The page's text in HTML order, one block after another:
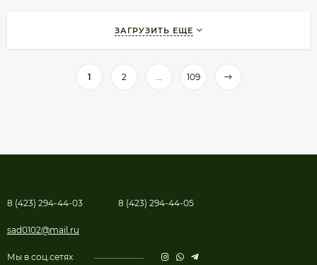
ЗАГРУЗИТЬ ЕЩЕ
1 2 ... 109
8 (423) 294-44-03 8 (423) 294-44-05
sad0102@mail.ru
Мы в соц.сетях